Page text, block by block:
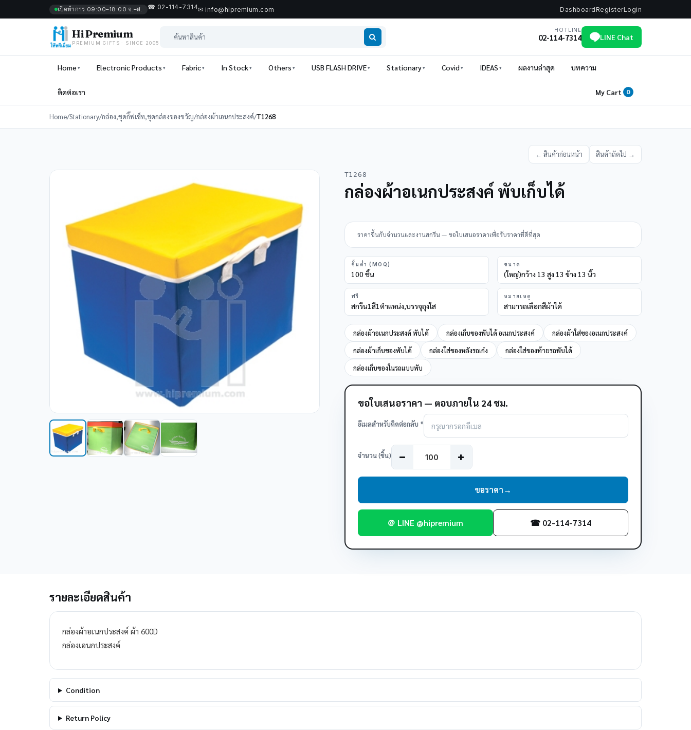
เปิดทำการ 09:00–18:00 จ.–ส. ☎ 02-114-7314✉ info@hipremium.com DashboardRegisterLogin
Hi Premium
PREMIUM GIFTS · SINCE 2005
HOTLINE
02-114-7314 LINE Chat
Home Electronic Products Fabric In Stock Others USB FLASH DRIVE Stationary Covid IDEAS ผลงานล่าสุด บทความ
ติดต่อเรา My Cart 0
Home/Stationary/กล่อง,ชุดกิ๊ฟเซ็ท,ชุดกล่องของขวัญ/กล่องผ้าเอนกประสงค์/T1268
← สินค้าก่อนหน้า สินค้าถัดไป →
T1268
กล่องผ้าอเนกประสงค์ พับเก็บได้
ราคาขึ้นกับจำนวนและงานสกรีน — ขอใบเสนอราคาเพื่อรับราคาที่ดีที่สุด
ขั้นต่ำ (MOQ)
100 ชิ้น
ขนาด
(ใหญ่)กว้าง 13 สูง 13 ข้าง 13 นิ้ว
ฟรี
สกรีน1สี1ตำแหน่ง,บรรจุถุงใส
หมายเหตุ
สามารถเลือกสีผ้าได้
กล่องผ้าอเนกประสงค์ พับได้ กล่องเก็บของพับได้ อเนกประสงค์
กล่องผ้าใส่ของอเนกประสงค์
กล่องผ้าเก็บของพับได้
กล่องใส่ของหลังรถเก๋ง
กล่องใส่ของท้ายรถพับได้
กล่องเก็บของในรถแบบพับ
ขอใบเสนอราคา — ตอบภายใน 24 ชม.
อีเมลสำหรับติดต่อกลับ *
จำนวน (ชิ้น)
ขอราคา→
＠ LINE @hipremium ☎ 02-114-7314
รายละเอียดสินค้า
กล่องผ้าอเนกประสงค์ ผ้า 600D
กล่องเอนกประสงค์
Condition
Return Policy